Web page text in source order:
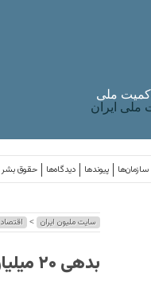
ملی
ایران
حقوق بشر دیدگاه‌ها پیوندها سازمان‌ها
سایت ملیون ایران > اقتصاد
بدهی ۲۰ میلیارد تومانی دولت به چایکاران